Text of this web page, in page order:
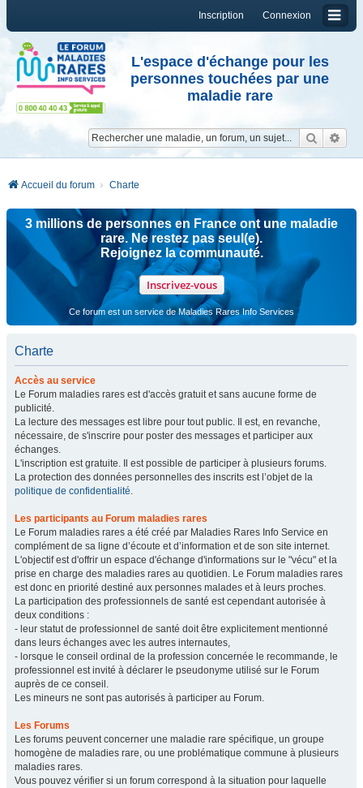
Connexion
Inscription
L'espace d'échange pour les
personnes touchées par une
maladie rare
Accueil du forum Charte
3 millions de personnes en France ont une maladie
rare. Ne restez pas seul(e).
Rejoignez la communauté.
Inscrivez-vous
Ce forum est un service de Maladies Rares Info Services
Charte
Accès au service
Le Forum maladies rares est d'accès gratuit et sans aucune forme de
publicité.
La lecture des messages est libre pour tout public. Il est, en revanche,
nécessaire, de s'inscrire pour poster des messages et participer aux
échanges.
L'inscription est gratuite. Il est possible de participer à plusieurs forums.
La protection des données personnelles des inscrits est l’objet de la
politique de confidentialité.
Les participants au Forum maladies rares
Le Forum maladies rares a été créé par Maladies Rares Info Service en
complément de sa ligne d’écoute et d’information et de son site internet.
L'objectif est d'offrir un espace d'échange d'informations sur le "vécu" et la
prise en charge des maladies rares au quotidien. Le Forum maladies rares
est donc en priorité destiné aux personnes malades et à leurs proches.
La participation des professionnels de santé est cependant autorisée à
deux conditions :
- leur statut de professionnel de santé doit être explicitement mentionné
dans leurs échanges avec les autres internautes,
- lorsque le conseil ordinal de la profession concernée le recommande, le
professionnel est invité à déclarer le pseudonyme utilisé sur le Forum
auprès de ce conseil.
Les mineurs ne sont pas autorisés à participer au Forum.
Les Forums
Les forums peuvent concerner une maladie rare spécifique, un groupe
homogène de maladies rare, ou une problématique commune à plusieurs
maladies rares.
Vous pouvez vérifier si un forum correspond à la situation pour laquelle